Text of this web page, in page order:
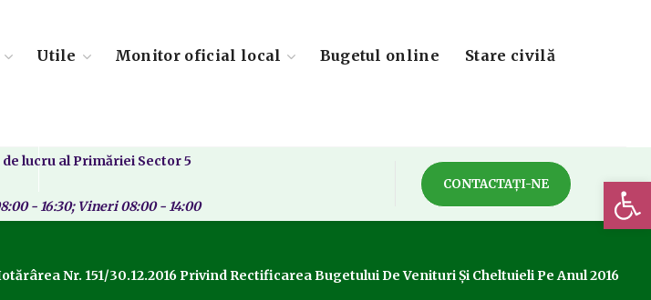
Utile Monitor oficial local Bugetul online Stare civilă
lucru al Primăriei Sector 5
- 16:30; Vineri 08:00 - 14:00
CONTACTAȚI-NE
Nr. 151/30.12.2016 Privind Rectificarea Bugetului De Venituri Și Cheltuieli Pe Anul 2016